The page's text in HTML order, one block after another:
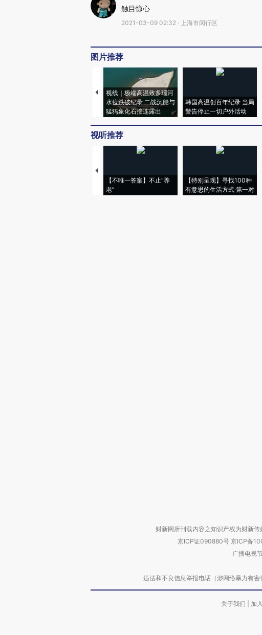
触目惊心
2021-03-09 02:32 · 上海市闵行区
图片推荐
视线｜极端高温致多瑙河
水位跌破纪录 二战沉船与
猛犸象化石接连露出
韩国高温创百年纪录 当局
警告停止一切户外活动
视听推荐
【不唯一答案】不止“养
老”
【特别呈现】寻找100种
有意思的生活方式·第一对
财新网所刊载内容之知识产权为财新
京ICP证090880号 京ICP备
广播电视
违法和不良信息举报电话（涉网络暴力有
关于我们 加